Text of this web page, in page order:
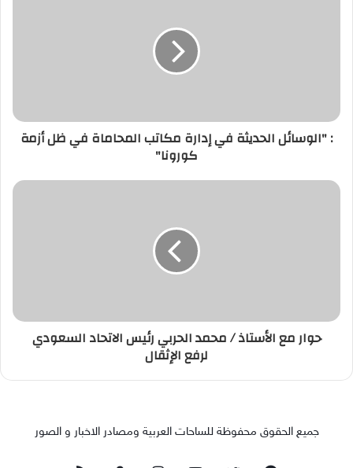
: "الوسائل الحديثة في إدارة مكاتب المحاماة في ظل أزمة
كورونا"
حوار مع الأستاذ / محمد الحربي رئيس الاتحاد السعودي
لرفع الإثقال
جميع الحقوق محفوظة للساحات العربية ومصادر الاخبار و الصور